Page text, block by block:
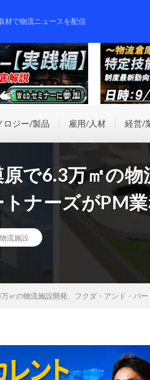
材で物流ニュースを配信
ロジー/製品 雇用/人材 経営/
で6.3万㎡の物
ナーズがPM
物流施設
㎡の物流施設開発、フクダ・アンド・パ